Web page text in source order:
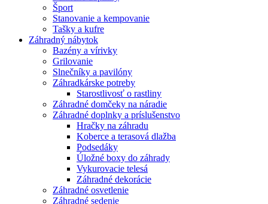
Šport
Stanovanie a kempovanie
Tašky a kufre
Záhradný nábytok
Bazény a vírivky
Grilovanie
Slnečníky a pavilóny
Záhradkárske potreby
Starostlivosť o rastliny
Záhradné domčeky na náradie
Záhradné doplnky a príslušenstvo
Hračky na záhradu
Koberce a terasová dlažba
Podsedáky
Úložné boxy do záhrady
Vykurovacie telesá
Záhradné dekorácie
Záhradné osvetlenie
Záhradné sedenie